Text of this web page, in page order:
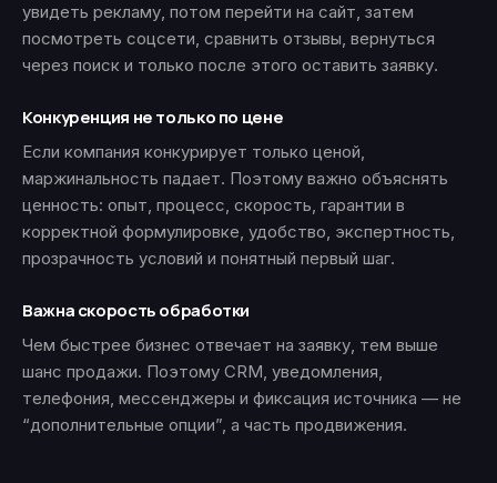
увидеть рекламу, потом перейти на сайт, затем
посмотреть соцсети, сравнить отзывы, вернуться
через поиск и только после этого оставить заявку.
Конкуренция не только по цене
Если компания конкурирует только ценой,
маржинальность падает. Поэтому важно объяснять
ценность: опыт, процесс, скорость, гарантии в
корректной формулировке, удобство, экспертность,
прозрачность условий и понятный первый шаг.
Важна скорость обработки
Чем быстрее бизнес отвечает на заявку, тем выше
шанс продажи. Поэтому CRM, уведомления,
телефония, мессенджеры и фиксация источника — не
“дополнительные опции”, а часть продвижения.